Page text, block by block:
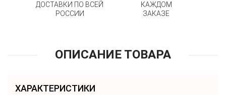
ДОСТАВКИ ПО ВСЕЙ
РОССИИ
КАЖДОМ
ЗАКАЗЕ
ОПИСАНИЕ ТОВАРА
ХАРАКТЕРИСТИКИ